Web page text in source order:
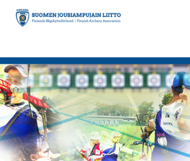
Siirry
sivun
Suomen Jousiampujain Liitto ry